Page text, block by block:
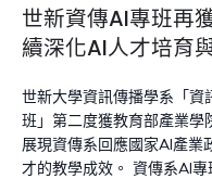
世新資傳AI專班再
續深化AI人才培育
世新大學資訊傳播學系「資
班」第二度獲教育部產業學
展現資傳系回應國家AI產業
才的教學成效。 資傳系AI